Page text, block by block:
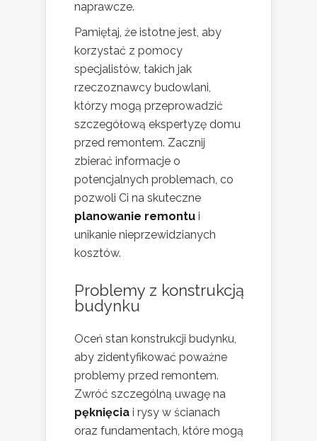
naprawcze.
Pamiętaj, że istotne jest, aby
korzystać z pomocy
specjalistów, takich jak
rzeczoznawcy budowlani,
którzy mogą przeprowadzić
szczegółową ekspertyzę domu
przed remontem. Zacznij
zbierać informacje o
potencjalnych problemach, co
pozwoli Ci na skuteczne
planowanie remontu i
unikanie nieprzewidzianych
kosztów.
Problemy z konstrukcją
budynku
Oceń stan konstrukcji budynku,
aby zidentyfikować poważne
problemy przed remontem.
Zwróć szczególną uwagę na
pęknięcia i rysy w ścianach
oraz fundamentach, które mogą